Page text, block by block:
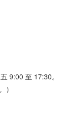
9:00 至 17:30。
）